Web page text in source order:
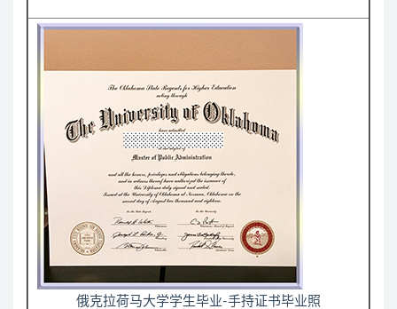
俄克拉荷马大学学生毕业-手持证书毕业照